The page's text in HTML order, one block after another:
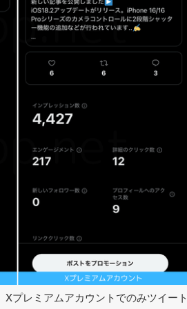
プレミアムアカウントでのみツイート